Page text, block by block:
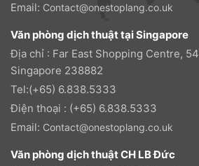
Email: Contact@onestoplang.co.uk
Văn phòng dịch thuật tại Singapore
Địa chỉ : Far East Shopping Centre,
Singapore 238882
Tel:(+65) 6.838.5333
Điện thoại : (+65) 6.838.5333
Email: Contact@onestoplang.co.uk
Văn phòng dịch thuật CH LB Đức